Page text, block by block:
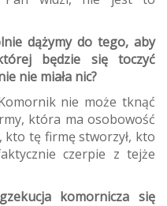
dążymy do tego, aby
będzie się toczyć
nie miała nic?
nie może tknąć
która ma osobowość
kto tę firmę stworzył, kto
czerpie z tejże
komornicza się